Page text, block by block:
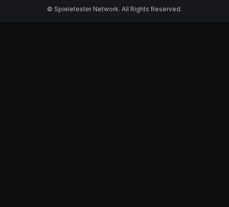
© Spieletester Network. All Rights Reserved.